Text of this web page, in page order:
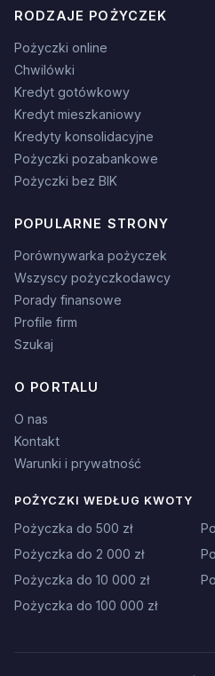
RODZAJE POŻYCZEK
Pożyczki online
Chwilówki
Kredyt gotówkowy
Kredyt mieszkaniowy
Kredyty konsolidacyjne
Pożyczki pozabankowe
Pożyczki bez BIK
POPULARNE STRONY
Porównywarka pożyczek
Wszyscy pożyczkodawcy
Porady finansowe
Profile firm
Szukaj
O PORTALU
O nas
Kontakt
Warunki i prywatność
POŻYCZKI WEDŁUG KWOTY
Pożyczka do 500 zł
Pożyczka do 2 000 zł
Pożyczka do 10 000 zł
Pożyczka do 100 000 zł